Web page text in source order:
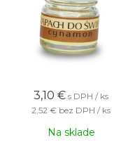
3,10 € s DPH / ks
2,52 € bez DPH / ks
Na sklade